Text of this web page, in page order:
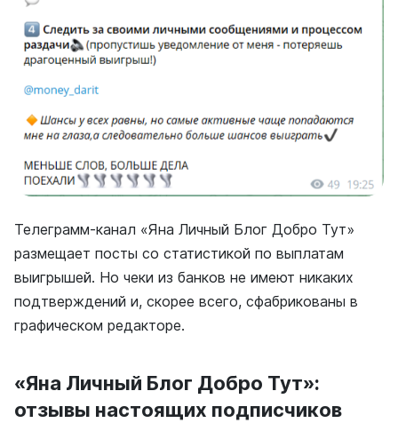
Телеграмм-канал «Яна Личный Блог Добро Тут»
размещает посты со статистикой по выплатам
выигрышей. Но чеки из банков не имеют никаких
подтверждений и, скорее всего, сфабрикованы в
графическом редакторе.
«Яна Личный Блог Добро Тут»:
отзывы настоящих подписчиков